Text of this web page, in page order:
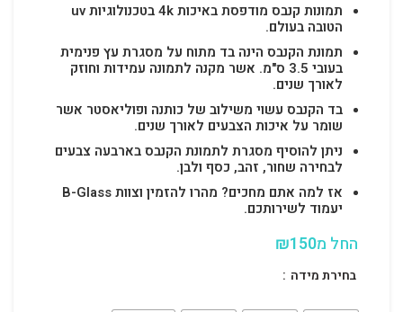
תמונות קנבס מודפסת באיכות 4k בטכנולוגיות uv
הטובה בעולם.
תמונת הקנבס הינה בד מתוח על מסגרת עץ פנימית
בעובי 3.5 ס"מ. אשר מקנה לתמונה עמידות וחוזק
לאורך שנים.
בד הקנבס עשוי משילוב של כותנה ופוליאסטר אשר
שומר על איכות הצבעים לאורך שנים.
ניתן להוסיף מסגרת לתמונת הקנבס בארבעה צבעים
לבחירה שחור, זהב, כסף ולבן.
אז למה אתם מחכים? מהרו להזמין וצוות B-Glass
יעמוד לשירותכם.
החל מ ₪150
בחירת מידה